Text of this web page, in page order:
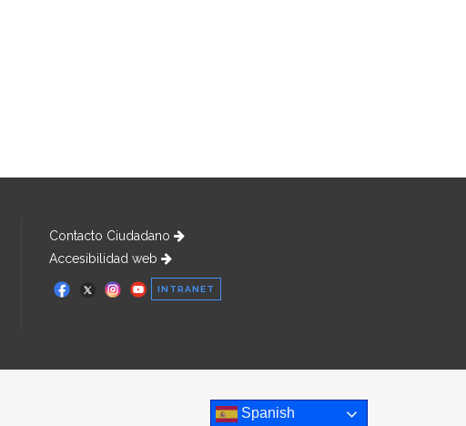
Contacto Ciudadano
Accesibilidad web
INTRANET
Spanish